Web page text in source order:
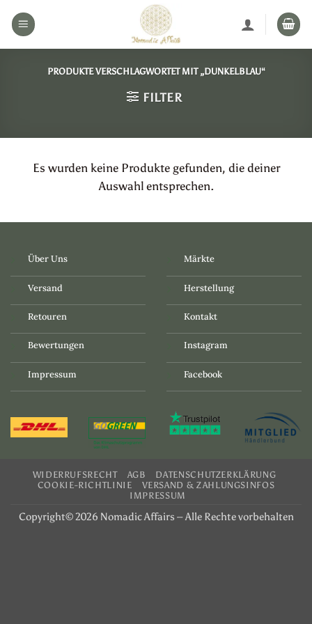
Inhalt
PRODUKTE VERSCHLAGWORTET MIT „DUNKELBLAU“
FILTER
Es wurden keine Produkte gefunden, die deiner
Auswahl entsprechen.
Über Uns
Versand
Retouren
Bewertungen
Impressum
Märkte
Herstellung
Kontakt
Instagram
Facebook
WIDERRUFSRECHT AGB
DATENSCHUTZERKLÄRUNG
COOKIE-RICHTLINIE
VERSAND & ZAHLUNGSINFOS
IMPRESSUM
Copyright© 2026 Nomadic Affairs – Alle Rechte vorbehalten